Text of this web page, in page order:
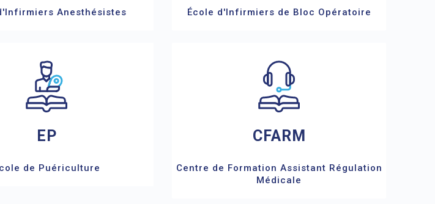
Anesthésistes École d'Infirmiers de Bloc Opératoire
EP
de Puériculture
CFARM
Centre de Formation Assistant Régulation
Médicale